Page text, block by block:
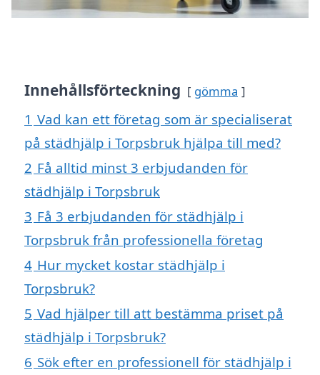
Innehållsförteckning gömma
1 Vad kan ett företag som är specialiserat
på städhjälp i Torpsbruk hjälpa till med?
2 Få alltid minst 3 erbjudanden för
städhjälp i Torpsbruk
3 Få 3 erbjudanden för städhjälp i
Torpsbruk från professionella företag
4 Hur mycket kostar städhjälp i
Torpsbruk?
5 Vad hjälper till att bestämma priset på
städhjälp i Torpsbruk?
6 Sök efter en professionell för städhjälp i